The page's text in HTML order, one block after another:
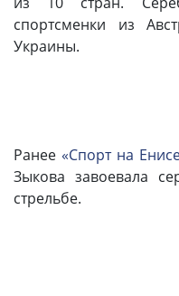
спортсменки из
Украины.
Ранее «Спорт на
Зыкова завоевала
стрельбе.